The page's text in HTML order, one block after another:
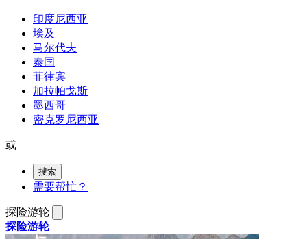
印度尼西亚
埃及
马尔代夫
泰国
菲律宾
加拉帕戈斯
墨西哥
密克罗尼西亚
或
搜索
需要帮忙？
探险游轮
探险游轮